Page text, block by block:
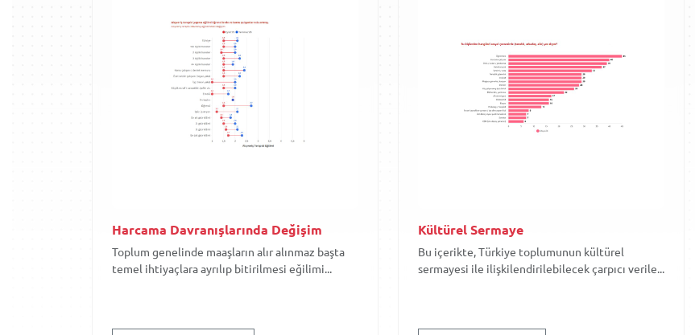
Harcama Davranışlarında Değişim
Toplum genelinde maaşların alır alınmaz başta
temel ihtiyaçlara ayrılıp bitirilmesi eğilimi...
Kültürel Sermaye
Bu içerikte, Türkiye toplumunun kültürel
sermayesi ile ilişkilendirilebilecek çarpıcı verile...